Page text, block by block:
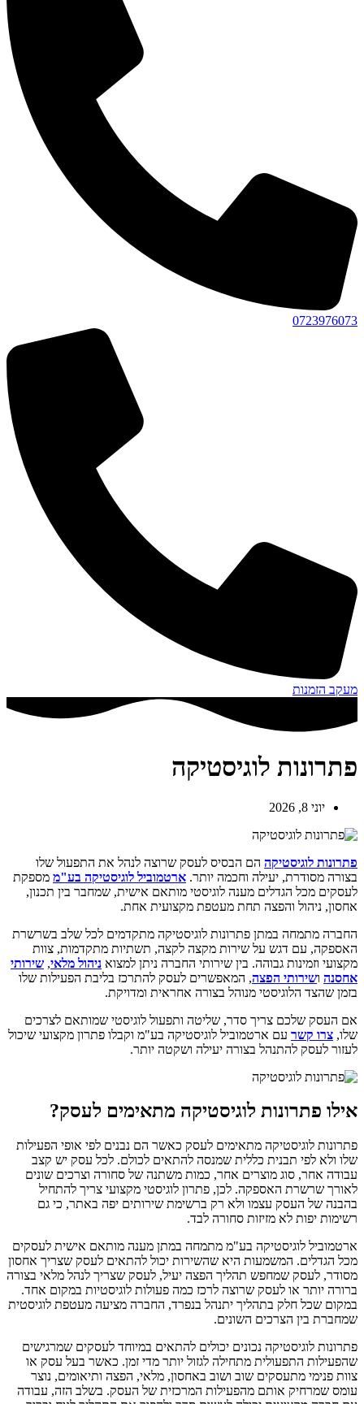
0723976073
מעקב הזמנות
פתרונות לוגיסטיקה
יוני 8, 2026
פתרונות לוגיסטיקה הם הבסיס לעסק שרוצה לנהל את התפעול שלו
בצורה מסודרת, יעילה וחכמה יותר. ארטמוביל לוגיסטיקה בע"מ מספקת
לעסקים מכל הגדלים מענה לוגיסטי מותאם אישית, שמחבר בין תכנון,
אחסון, ניהול והפצה תחת מעטפת מקצועית אחת.
החברה מתמחה במתן פתרונות לוגיסטיקה מתקדמים לכל שלב בשרשרת
האספקה, עם דגש על שירות מקצה לקצה, תשתיות מתקדמות, צוות
מקצועי וזמינות גבוהה. בין שירותי החברה ניתן למצוא ניהול מלאי, שירותי
אחסנה ושירותי הפצה, המאפשרים לעסק להתרכז בליבת הפעילות שלו
בזמן שהצד הלוגיסטי מנוהל בצורה אחראית ומדויקת.
אם העסק שלכם צריך סדר, שליטה ותפעול לוגיסטי שמותאם לצרכים
שלו, צרו קשר עם ארטמוביל לוגיסטיקה בע"מ וקבלו פתרון מקצועי שיכול
לעזור לעסק להתנהל בצורה יעילה ושקטה יותר.
אילו פתרונות לוגיסטיקה מתאימים לעסק?
פתרונות לוגיסטיקה מתאימים לעסק כאשר הם נבנים לפי אופי הפעילות
שלו ולא לפי תבנית כללית שמנסה להתאים לכולם. לכל עסק יש קצב
עבודה אחר, סוג מוצרים אחר, כמות משתנה של סחורה וצרכים שונים
לאורך שרשרת האספקה. לכן, פתרון לוגיסטי מקצועי צריך להתחיל
בהבנה של העסק עצמו ולא רק ברשימת שירותים יפה באתר, כי גם
רשימות יפות לא מזיזות סחורה לבד.
ארטמוביל לוגיסטיקה בע"מ מתמחה במתן מענה מותאם אישית לעסקים
מכל הגדלים. המשמעות היא שהשירות יכול להתאים לעסק שצריך אחסון
מסודר, לעסק שמחפש תהליך הפצה יעיל, לעסק שצריך לנהל מלאי בצורה
ברורה יותר או לעסק שרוצה לרכז כמה פעולות לוגיסטיות במקום אחד.
במקום שכל חלק בתהליך יתנהל בנפרד, החברה מציעה מעטפת לוגיסטית
שמחברת בין הצרכים השונים.
פתרונות לוגיסטיקה נכונים יכולים להתאים במיוחד לעסקים שמרגישים
שהפעילות התפעולית מתחילה לגזול יותר מדי זמן. כאשר בעל עסק או
צוות פנימי מתעסקים שוב ושוב באחסון, מלאי, הפצה ותיאומים, נוצר
עומס שמרחיק אותם מהפעילות המרכזית של העסק. בשלב הזה, עבודה